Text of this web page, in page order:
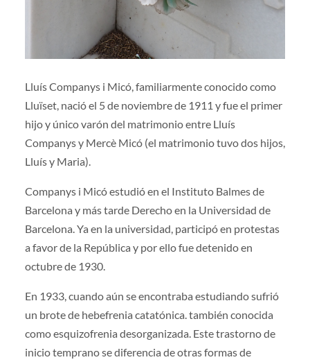
Lluís Companys i Micó, familiarmente conocido como
Lluïset, nació el 5 de noviembre de 1911 y fue el primer
hijo y único varón del matrimonio entre Lluís
Companys y Mercè Micó (el matrimonio tuvo dos hijos,
Lluís y Maria).
Companys i Micó estudió en el Instituto Balmes de
Barcelona y más tarde Derecho en la Universidad de
Barcelona. Ya en la universidad, participó en protestas
a favor de la República y por ello fue detenido en
octubre de 1930.
En 1933, cuando aún se encontraba estudiando sufrió
un brote de hebefrenia catatónica. también conocida
como esquizofrenia desorganizada. Este trastorno de
inicio temprano se diferencia de otras formas de